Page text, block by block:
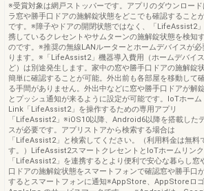
※受賞対象は網戸ストッパーです。アプリのダウンロード
ラ窓や勝手口ドアの施解錠状態をどこでも確認すること
です。※障子やドアの開閉状態ではなく、「LifeAssist2
携しているクレセントやサムターンの施解錠状態を検知
のです。※推奨の無線LANルーターとホームデバイスが必
ります。※「LifeAssist2」機器導入費用（ホームデバイ
ど）は別途発生します。家中の窓や勝手口ドアの施解錠
簡単に確認することが可能。外出前も各部屋を移動して
る手間がありません。外出中などに窓や勝手口ドアが解
とプッシュ通知が来るように設定が可能です。IoTホーム
Link「LifeAssist2」を操作するための専用アプリ
「LifeAssist2」※iOS10以降、Android6以降を搭載した
スが必要です。アプリストアから検索する場合は
「LifeAssist2」と検索してください。（利用料金は無料
す。）LifeAssist2スマートクレセントとIoTホームリンク
「LifeAssist2」を連携するとより便利で安心な暮らし窓
口ドアの施解錠状態をスマートフォンで確認窓や勝手口
するとスマートフォンに通知※AppStore、AppStoreロゴ